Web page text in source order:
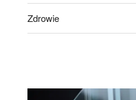
Zdrowie